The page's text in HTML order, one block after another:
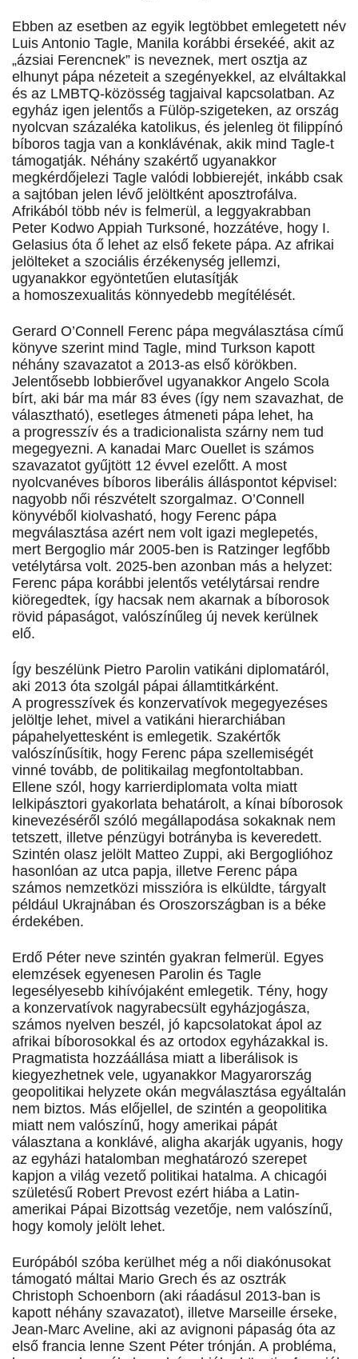
Ebben az esetben az egyik legtöbbet emlegetett név
Luis Antonio Tagle, Manila korábbi érsekéé, akit az
„ázsiai Ferencnek” is neveznek, mert osztja az
elhunyt pápa nézeteit a szegényekkel, az elváltakkal
és az LMBTQ-közösség tagjaival kapcsolatban. Az
egyház igen jelentős a Fülöp-szigeteken, az ország
nyolcvan százaléka katolikus, és jelenleg öt filippínó
bíboros tagja van a konklávénak, akik mind Tagle-t
támogatják. Néhány szakértő ugyanakkor
megkérdőjelezi Tagle valódi lobbierejét, inkább csak
a sajtóban jelen lévő jelöltként aposztrofálva.
Afrikából több név is felmerül, a leggyakrabban
Peter Kodwo Appiah Turksoné, hozzátéve, hogy I.
Gelasius óta ő lehet az első fekete pápa. Az afrikai
jelölteket a szociális érzékenység jellemzi,
ugyanakkor egyöntetűen elutasítják
a homoszexualitás könnyedebb megítélését.
Gerard O’Connell Ferenc pápa megválasztása című
könyve szerint mind Tagle, mind Turkson kapott
néhány szavazatot a 2013-as első körökben.
Jelentősebb lobbierővel ugyanakkor Angelo Scola
bírt, aki bár ma már 83 éves (így nem szavazhat, de
választható), esetleges átmeneti pápa lehet, ha
a progresszív és a tradicionalista szárny nem tud
megegyezni. A kanadai Marc Ouellet is számos
szavazatot gyűjtött 12 évvel ezelőtt. A most
nyolcvanéves bíboros liberális álláspontot képvisel:
nagyobb női részvételt szorgalmaz. O’Connell
könyvéből kiolvasható, hogy Ferenc pápa
megválasztása azért nem volt igazi meglepetés,
mert Bergoglio már 2005-ben is Ratzinger legfőbb
vetélytársa volt. 2025-ben azonban más a helyzet:
Ferenc pápa korábbi jelentős vetélytársai rendre
kiöregedtek, így hacsak nem akarnak a bíborosok
rövid pápaságot, valószínűleg új nevek kerülnek
elő.
Így beszélünk Pietro Parolin vatikáni diplomatáról,
aki 2013 óta szolgál pápai államtitkárként.
A progresszívek és konzervatívok megegyezéses
jelöltje lehet, mivel a vatikáni hierarchiában
pápahelyettesként is emlegetik. Szakértők
valószínűsítik, hogy Ferenc pápa szellemiségét
vinné tovább, de politikailag megfontoltabban.
Ellene szól, hogy karrierdiplomata volta miatt
lelkipásztori gyakorlata behatárolt, a kínai bíborosok
kinevezéséről szóló megállapodása sokaknak nem
tetszett, illetve pénzügyi botrányba is keveredett.
Szintén olasz jelölt Matteo Zuppi, aki Bergoglióhoz
hasonlóan az utca papja, illetve Ferenc pápa
számos nemzetközi misszióra is elküldte, tárgyalt
például Ukrajnában és Oroszországban is a béke
érdekében.
Erdő Péter neve szintén gyakran felmerül. Egyes
elemzések egyenesen Parolin és Tagle
legesélyesebb kihívójaként emlegetik. Tény, hogy
a konzervatívok nagyrabecsült egyházjogásza,
számos nyelven beszél, jó kapcsolatokat ápol az
afrikai bíborosokkal és az ortodox egyházakkal is.
Pragmatista hozzáállása miatt a liberálisok is
kiegyezhetnek vele, ugyanakkor Magyarország
geopolitikai helyzete okán megválasztása egyáltalán
nem biztos. Más előjellel, de szintén a geopolitika
miatt nem valószínű, hogy amerikai pápát
választana a konklávé, aligha akarják ugyanis, hogy
az egyházi hatalomban meghatározó szerepet
kapjon a világ vezető politikai hatalma. A chicagói
születésű Robert Prevost ezért hiába a Latin-
amerikai Pápai Bizottság vezetője, nem valószínű,
hogy komoly jelölt lehet.
Európából szóba kerülhet még a női diakónusokat
támogató máltai Mario Grech és az osztrák
Christoph Schoenborn (aki ráadásul 2013-ban is
kapott néhány szavazatot), illetve Marseille érseke,
Jean-Marc Aveline, aki az avignoni pápaság óta az
első francia lenne Szent Péter trónján. A probléma,